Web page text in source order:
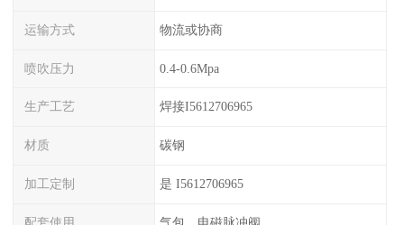
运输方式 物流或协商
喷吹压力 0.4-0.6Mpa
生产工艺 焊接I5612706965
材质 碳钢
加工定制 是 I5612706965